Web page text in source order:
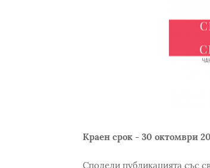
Краен срок - 30 октомври
Сподели публикацията със